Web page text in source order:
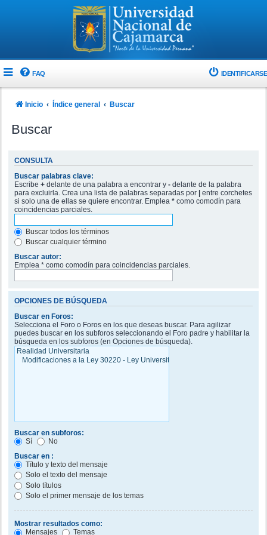
FAQ IDENTIFICARSE
Inicio Índice general Buscar
Buscar
CONSULTA
Buscar palabras clave:
Escribe + delante de una palabra a encontrar y - delante de la palabra
para excluirla. Crea una lista de palabras separadas por | entre corchetes
si solo una de ellas se quiere encontrar. Emplea * como comodín para
coincidencias parciales.
Buscar todos los términos
Buscar cualquier término
Buscar autor:
Emplea * como comodín para coincidencias parciales.
OPCIONES DE BÚSQUEDA
Buscar en Foros:
Selecciona el Foro o Foros en los que deseas buscar. Para agilizar
puedes buscar en los subforos seleccionando el Foro padre y habilitar la
búsqueda en los subforos (en Opciones de búsqueda).
Buscar en subforos:
Sí
No
Buscar en :
Título y texto del mensaje
Solo el texto del mensaje
Solo títulos
Solo el primer mensaje de los temas
Mostrar resultados como:
Mensajes
Temas